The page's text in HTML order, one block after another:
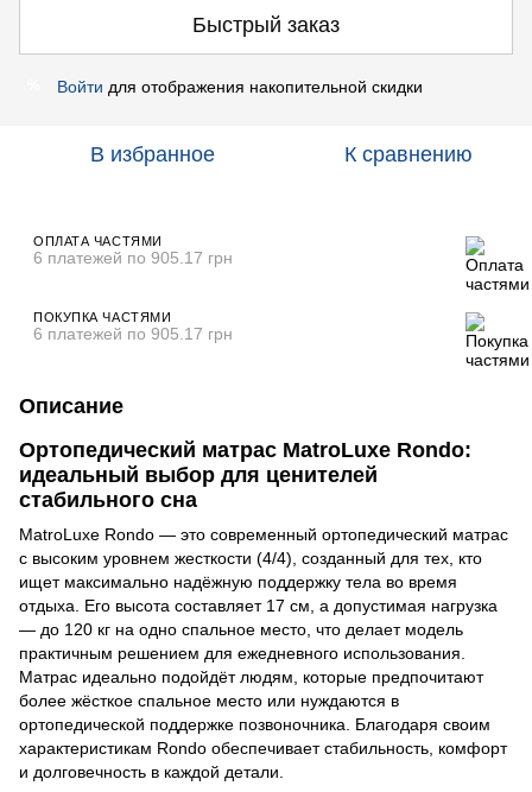
Быстрый заказ
Войти для отображения накопительной скидки
В избранное К сравнению
ОПЛАТА ЧАСТЯМИ
6 платежей по 905.17 грн
ПОКУПКА ЧАСТЯМИ
6 платежей по 905.17 грн
Описание
Ортопедический матрас MatroLuxe Rondo:
идеальный выбор для ценителей
стабильного сна
MatroLuxe Rondo — это современный ортопедический матрас
с высоким уровнем жесткости (4/4), созданный для тех, кто
ищет максимально надёжную поддержку тела во время
отдыха. Его высота составляет 17 см, а допустимая нагрузка
— до 120 кг на одно спальное место, что делает модель
практичным решением для ежедневного использования.
Матрас идеально подойдёт людям, которые предпочитают
более жёсткое спальное место или нуждаются в
ортопедической поддержке позвоночника. Благодаря своим
характеристикам Rondo обеспечивает стабильность, комфорт
и долговечность в каждой детали.